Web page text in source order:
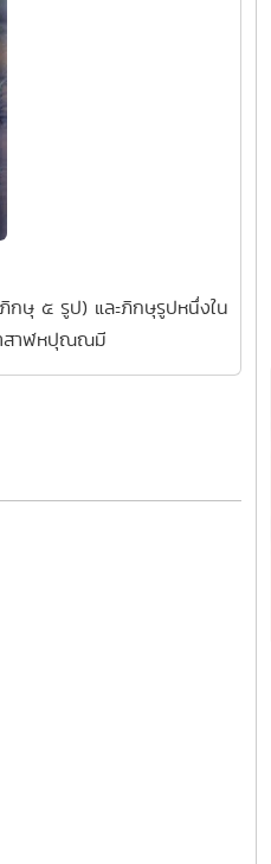
กษุ ๕ รูป) และภิกษุรูปหนึ่งใน
สาฬหปุณณมี